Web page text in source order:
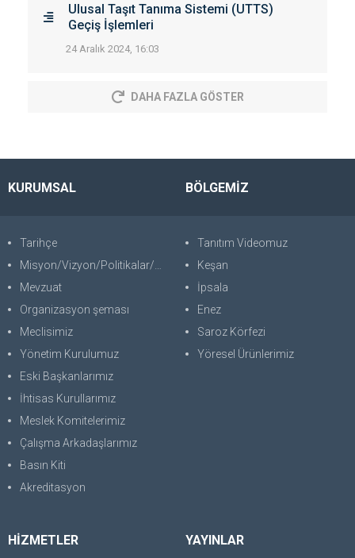
Ulusal Taşıt Tanıma Sistemi (UTTS)
Geçiş İşlemleri
24 Aralık 2024, 16:03
DAHA FAZLA GÖSTER
KURUMSAL
Tarihçe
Misyon/Vizyon/Politikalar/SWOT
Mevzuat
Organizasyon şeması
Meclisimiz
Yönetim Kurulumuz
Eski Başkanlarımız
İhtisas Kurullarımız
Meslek Komitelerimiz
Çalışma Arkadaşlarımız
Basın Kiti
Akreditasyon
BÖLGEMİZ
Tanıtım Videomuz
Keşan
İpsala
Enez
Saroz Körfezi
Yöresel Ürünlerimiz
HİZMETLER YAYINLAR